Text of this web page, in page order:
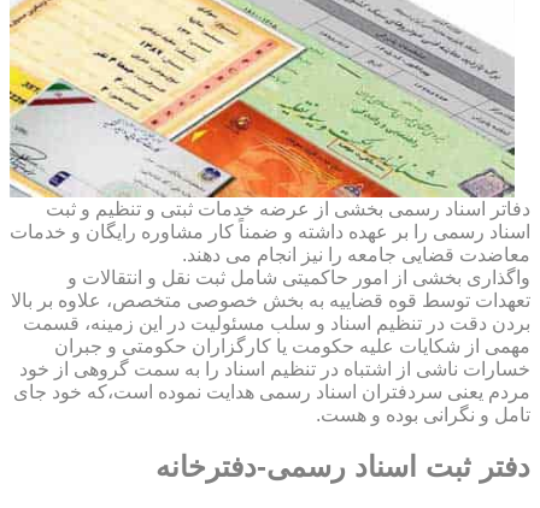
دفاتر اسناد رسمی بخشی از عرضه خدمات ثبتی و تنظیم و ثبت
اسناد رسمی را بر عهده داشته و ضمناً کار مشاوره رایگان و خدمات
معاضدت قضایی جامعه را نیز انجام می دهند.
واگذاری بخشی از امور حاکمیتی شامل ثبت نقل و انتقالات و
تعهدات توسط قوه قضاییه به بخش خصوصی متخصص، علاوه بر بالا
بردن دقت در تنظیم اسناد و سلب مسئولیت در این زمینه، قسمت
مهمی از شکایات علیه حکومت یا کارگزاران حکومتی و جبران
خسارات ناشی از اشتباه در تنظیم اسناد را به سمت گروهی از خود
مردم یعنی سردفتران اسناد رسمی هدایت نموده است،که خود جای
تامل و نگرانی بوده و هست.
دفتر ثبت اسناد رسمی-دفترخانه